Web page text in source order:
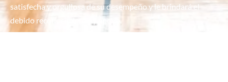
satisfecha y orgullosa de su desempeño y le brindará el
debido reconocimiento y apoyo.